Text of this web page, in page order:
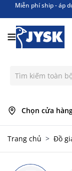
Miễn phí ship - áp
Chọn cửa
Trang chủ > Đồ